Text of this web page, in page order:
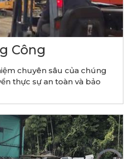
Công
chuyên sâu của chúng
thực sự an toàn và bảo